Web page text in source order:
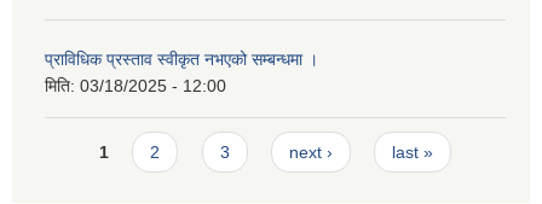
प्राविधिक प्रस्ताव स्वीकृत नभएको सम्बन्धमा ।
मिति: 03/18/2025 - 12:00
Pages
1 2 3 next › last »